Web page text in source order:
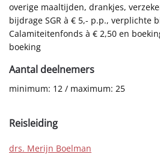
overige maaltijden, drankjes,
bijdrage SGR à € 5,- p.p., verplichte
Calamiteitenfonds à € 2,50 en
boeking
Aantal deelnemers
minimum: 12 / maximum: 25
Reisleiding
drs. Merijn Boelman